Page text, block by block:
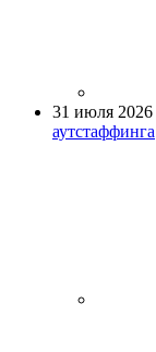
31 июля 2026
аутстаффинга